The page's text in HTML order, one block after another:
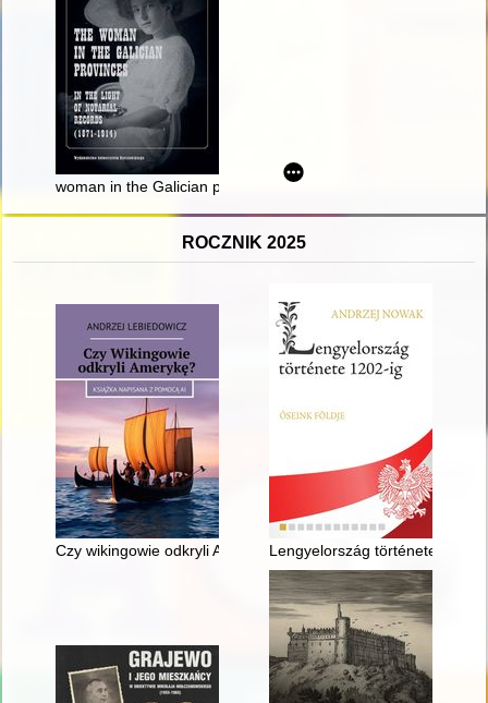
woman in the Galician provinces in the light of notarial
ROCZNIK 2025
Czy wikingowie odkryli Amerykę?Lengyelország története 1202-